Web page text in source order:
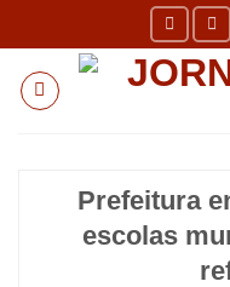
to
content
Prefeitura
escolas